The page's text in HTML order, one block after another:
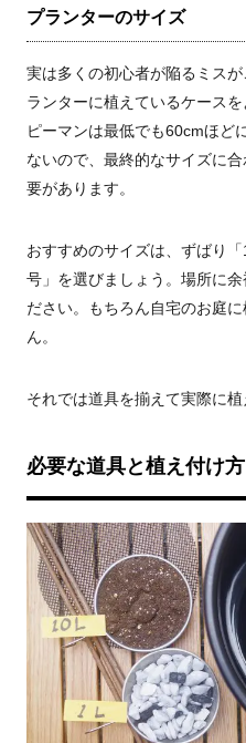
プランターのサイズ
実は多くの初心者が陥るミス
ランターに植えているケース
ピーマンは最低でも60cmほど
ないので、最終的なサイズに
要があります。
おすすめのサイズは、ずばり「
号」を選びましょう。場所に
ださい。もちろん自宅のお庭
ん。
それでは道具を揃えて実際に植
必要な道具と植え付け方